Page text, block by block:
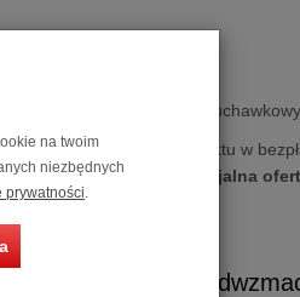
Lampowy wzmacniacz słuchawkowy
Możliwość zakupu produktu w
na10 miesięcy specjalna
Vibe
/
na twoim
niezbędnych
prywatności.